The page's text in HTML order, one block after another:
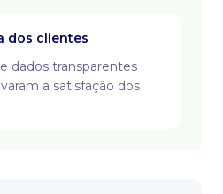
dos clientes
dados transparentes
a satisfação dos